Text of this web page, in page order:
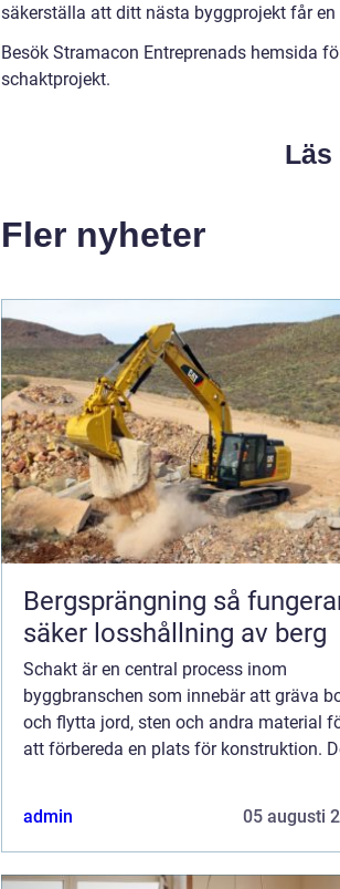
säkerställa att ditt nästa byggprojekt får
Besök Stramacon Entreprenads hemsida
schaktprojekt.
Läs
Fler nyheter
Bergsprängning så fungerar
säker losshållning av berg
Schakt är en central process inom
byggbranschen som innebär att gräva
och flytta jord, sten och andra material
att förbereda en plats för konstruktion.
admin
05 augusti